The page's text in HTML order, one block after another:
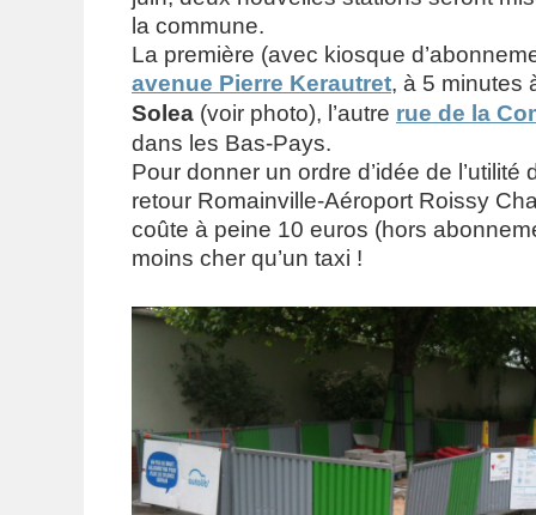
la commune.
La première (avec kiosque
avenue Pierre Kerautret, à 5 minutes
Solea (voir photo), l’autre rue de la
dans les Bas-Pays.
Pour donner un ordre d’idée de l’utilité
retour Romainville-Aéroport Roissy
coûte à peine 10 euros (hors
moins cher qu’un taxi !